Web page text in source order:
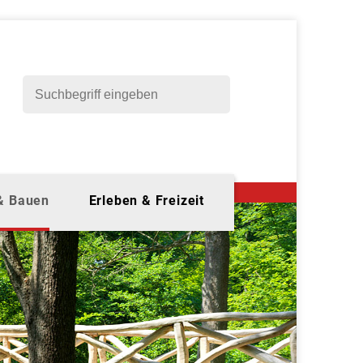
Bauen Erleben & Freizeit